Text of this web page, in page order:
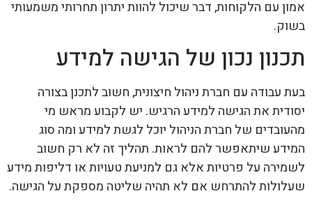
אמון עם הלקוחות, דבר שיכול להוות יתרון תחרותי משמעותי
בשוק.
תכנון נכון של הגישה למידע
בעת עבודה עם חברת ניהול חיצונית, חשוב לתכנן בצורה
יסודית את הגישה למידע הרגיש. יש לקבוע מראש מי
מהעובדים של חברת הניהול יוכל לגשת למידע ומה סוג
המידע שיתאפשר להם לראות. תהליך זה לא רק חשוב
לשמירה על פרטיות אלא גם למניעת טעויות או דליפות מידע
שעלולות להתרחש אם לא תהיה שליטה מספקת על הגישה.